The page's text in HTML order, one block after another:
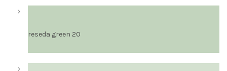
reseda green 20